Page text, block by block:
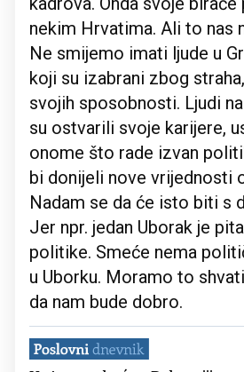
nekim Hrvatima. Ali to nas
Ne smijemo imati ljude u
koji su izabrani zbog
svojih sposobnosti. Ljudi
su ostvarili svoje karijere,
onome što rade izvan
bi donijeli nove vrijednosti
Nadam se da će isto biti s
Jer npr. jedan Uborak je
politike. Smeće nema
u Uborku. Moramo to
da nam bude dobro.